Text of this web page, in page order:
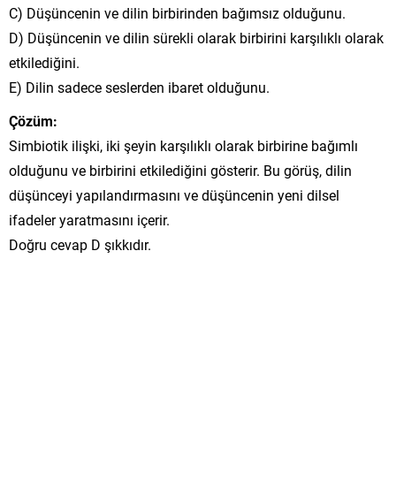
C) Düşüncenin ve dilin birbirinden bağımsız olduğunu.
D) Düşüncenin ve dilin sürekli olarak birbirini karşılıklı olarak
etkilediğini.
E) Dilin sadece seslerden ibaret olduğunu.
Çözüm:
Simbiotik ilişki, iki şeyin karşılıklı olarak birbirine bağımlı
olduğunu ve birbirini etkilediğini gösterir. Bu görüş, dilin
düşünceyi yapılandırmasını ve düşüncenin yeni dilsel
ifadeler yaratmasını içerir.
Doğru cevap D şıkkıdır.